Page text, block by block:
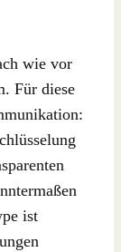
wie vor
Für diese
ist